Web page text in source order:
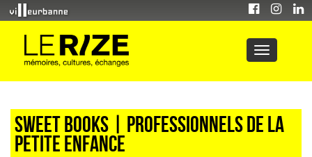
Sweet Books | professionnels de la
petite enfance